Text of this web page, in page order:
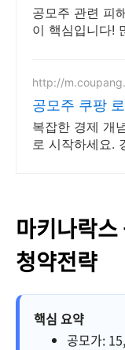
지막 기회
공모주 관련 피
이 핵심입니다!
http://
공모주 쿠팡
복잡한 경제 개
로 시작하세요.
마키나락
청약전략
핵심 요약
공모가: